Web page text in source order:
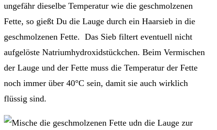
ungefähr dieselbe Temperatur wie die geschmolzenen
Fette, so gießt Du die Lauge durch ein Haarsieb in die
geschmolzenen Fette. Das Sieb filtert eventuell nicht
aufgelöste Natriumhydroxidstückchen. Beim Vermischen
der Lauge und der Fette muss die Temperatur der Fette
noch immer über 40°C sein, damit sie auch wirklich
flüssig sind.